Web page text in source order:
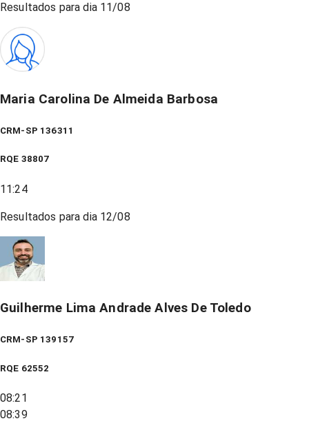
Resultados para dia 11/08
Maria Carolina De Almeida Barbosa
CRM-SP 136311
RQE 38807
11:24
Resultados para dia 12/08
Guilherme Lima Andrade Alves De Toledo
CRM-SP 139157
RQE 62552
08:21
08:39